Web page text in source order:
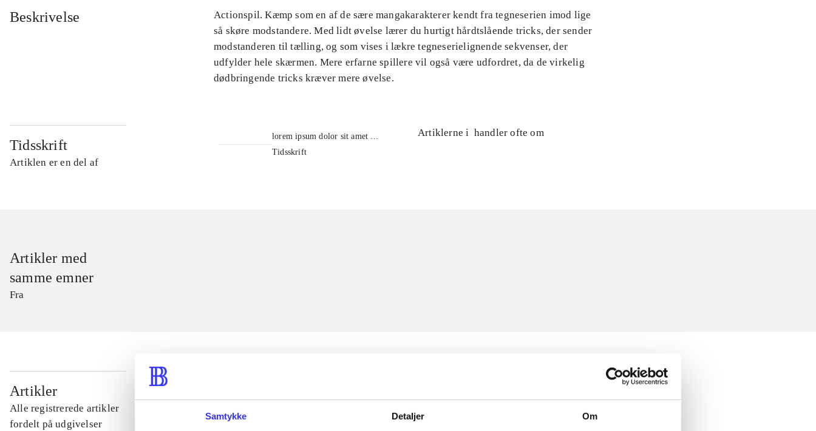
Samtykke Detaljer Om
Beskrivelse
Actionspil. Kæmp som en af de sære mangakarakterer kendt fra tegneserien imod lige
så skøre modstandere. Med lidt øvelse lærer du hurtigt hårdtslående tricks, der sender
modstanderen til tælling, og som vises i lækre tegneserielignende sekvenser, der
udfylder hele skærmen. Mere erfarne spillere vil også være udfordret, da de virkelig
dødbringende tricks kræver mere øvelse.
Tidsskrift
Artiklen er en del af
lorem ipsum dolor sit amet ...
Tidsskrift
Artiklerne i handler ofte om
Artikler med
samme emner
Fra
Artikler
Alle registrerede artikler
fordelt på udgivelser
...